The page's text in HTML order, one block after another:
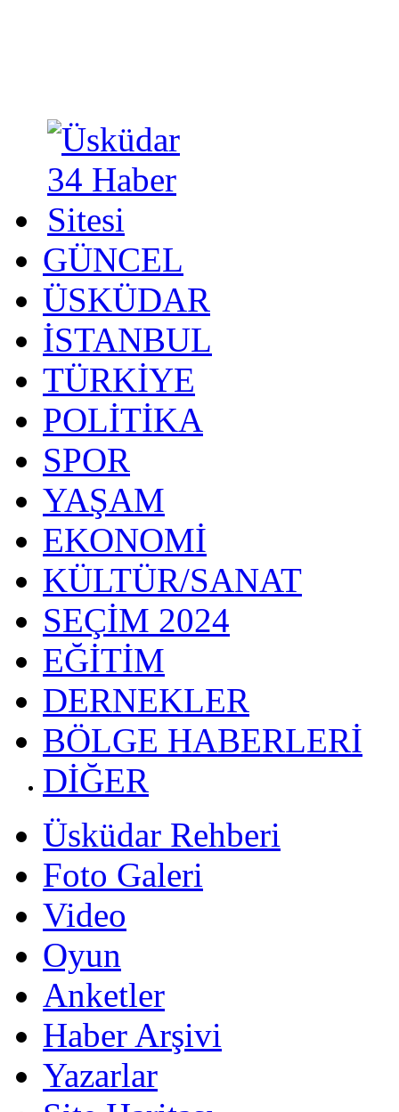
GÜNCEL
ÜSKÜDAR
İSTANBUL
TÜRKİYE
POLİTİKA
SPOR
YAŞAM
EKONOMİ
KÜLTÜR/SANAT
SEÇİM 2024
EĞİTİM
DERNEKLER
BÖLGE HABERLERİ
DİĞER
Üsküdar Rehberi
Foto Galeri
Video
Oyun
Anketler
Haber Arşivi
Yazarlar